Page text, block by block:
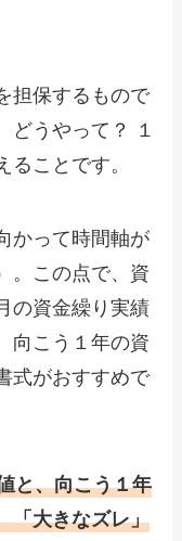
担保するもので
どうやって？ １
ことです。
かって時間軸が
。この点で、資
の資金繰り実績
向こう１年の資
式がおすすめで
と、向こう１年
「大きなズレ」